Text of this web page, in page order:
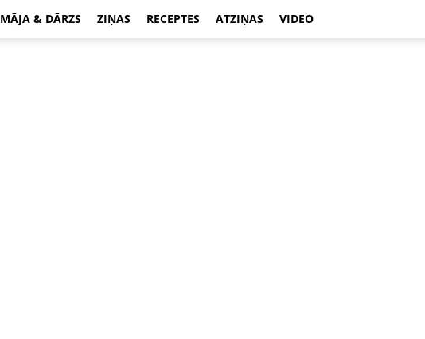
MĀJA & DĀRZS ZIŅAS RECEPTES ATZIŅAS VIDEO